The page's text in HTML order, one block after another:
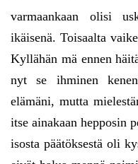
varmaankaan olisi
ikäisenä. Toisaalta
Kyllähän mä ennen
nyt se ihminen
elämäni, mutta
itse ainakaan hepposin
isosta päätöksestä oli